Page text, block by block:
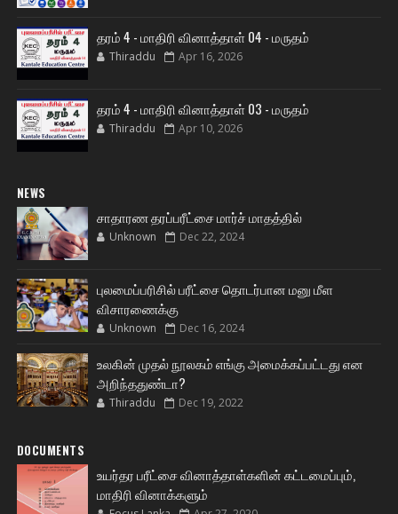
தரம் 4 - மாதிரி வினாத்தாள் 04 - மருதம்
Thiraddu Apr 16, 2026
தரம் 4 - மாதிரி வினாத்தாள் 03 - மருதம்
Thiraddu Apr 10, 2026
NEWS
சாதாரண தரப்பரீட்சை மார்ச் மாதத்தில்
Unknown Dec 22, 2024
புலமைப்பரிசில் பரீட்சை தொடர்பான மனு மீள
விசாரணைக்கு
Unknown Dec 16, 2024
உலகின் முதல் நூலகம் எங்கு அமைக்கப்பட்டது என
அறிந்ததுண்டா?
Thiraddu Dec 19, 2022
DOCUMENTS
உயர்தர பரீட்சை வினாத்தாள்களின் கட்டமைப்பும்,
மாதிரி வினாக்களும்